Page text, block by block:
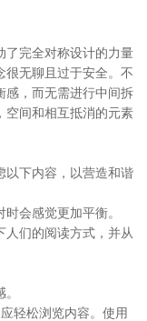
了完全对称设计的力量
很无聊且过于安全。不
感，而无需进行中间拆
空间和相互抵消的元素
以下内容，以营造和谐
会感觉更加平衡。
们的阅读方式，并从
轻松浏览内容。使用